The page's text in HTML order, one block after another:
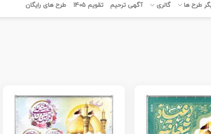
طرح ها گالری آگهی ترحیم تقویم 1405 طرح های رایگان